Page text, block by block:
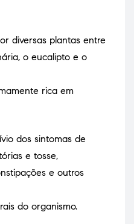
diversas plantas entre
o eucalipto e o
rica em
dos sintomas de
e tosse,
e outros
do organismo.